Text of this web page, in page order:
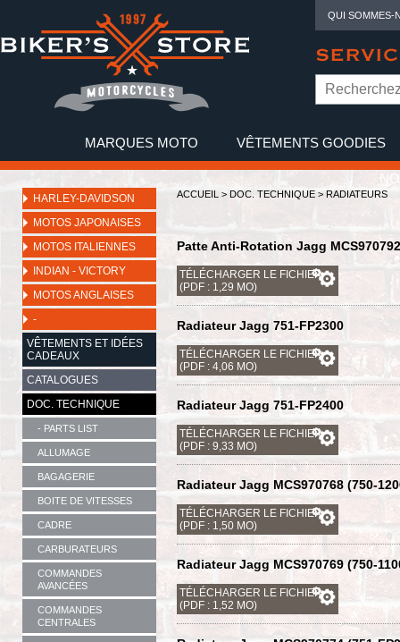
QUI SOMMES-
MARQUES MOTO VÊTEMENTS GOODIES
HARLEY-DAVIDSON
MOTOS JAPONAISES
MOTOS ITALIENNES
INDIAN - VICTORY
MOTOS ANGLAISES
-
VÊTEMENTS ET IDÉES
CADEAUX
CATALOGUES
DOC. TECHNIQUE
- PARTS LIST
ALLUMAGE
BAGAGERIE
BOITE DE VITESSES
CADRE
CARBURATEURS
COMMANDES
AVANCÉES
COMMANDES
CENTRALES
ACCUEIL > DOC. TECHNIQUE > RADIATEURS
Patte Anti-Rotation Jagg MCS970792
TÉLÉCHARGER LE FICHIER
(PDF : 1,29 MO)
Radiateur Jagg 751-FP2300
TÉLÉCHARGER LE FICHIER
(PDF : 4,06 MO)
Radiateur Jagg 751-FP2400
TÉLÉCHARGER LE FICHIER
(PDF : 9,33 MO)
Radiateur Jagg MCS970768 (750-
TÉLÉCHARGER LE FICHIER
(PDF : 1,50 MO)
Radiateur Jagg MCS970769 (750-
TÉLÉCHARGER LE FICHIER
(PDF : 1,52 MO)